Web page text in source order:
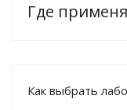
Где
Как выбрать